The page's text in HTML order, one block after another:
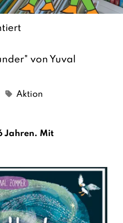
von Yuval
Aktion
Jahren. Mit